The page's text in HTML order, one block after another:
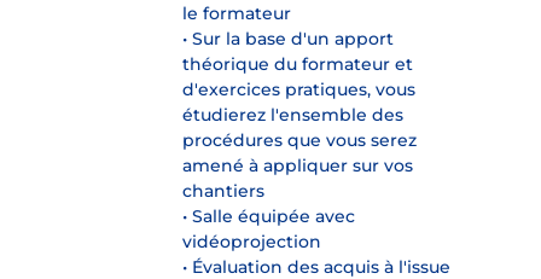
le formateur
• Sur la base d'un apport
théorique du formateur et
d'exercices pratiques, vous
étudierez l'ensemble des
procédures que vous serez
amené à appliquer sur vos
chantiers
• Salle équipée avec
vidéoprojection
• Évaluation des acquis à l'issue